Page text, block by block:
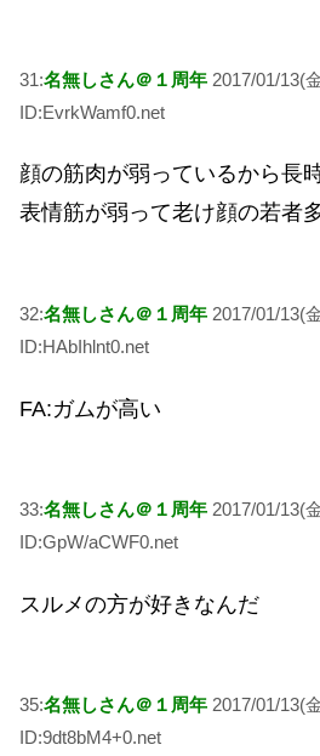
31:名無しさん＠１周年 2017/01/13(
ID:EvrkWamf0.net
顔の筋肉が弱っているから長
表情筋が弱って老け顔の若者
32:名無しさん＠１周年 2017/01/13(
ID:HAbIhlnt0.net
FA:ガムが高い
33:名無しさん＠１周年 2017/01/13(
ID:GpW/aCWF0.net
スルメの方が好きなんだ
35:名無しさん＠１周年 2017/01/13(
ID:9dt8bM4+0.net